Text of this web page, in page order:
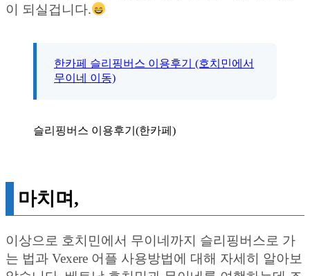
이 되실겁니다.
한카페 슬리핑버스 이용후기 (호치민에서
무이네 이동)
슬리핑버스 이용후기(한카페)
마치며,
이상으로 호치민에서 무이네까지 슬리핑버스로 가
는 법과 Vexere 어플 사용방법에 대해 자세히 알아보